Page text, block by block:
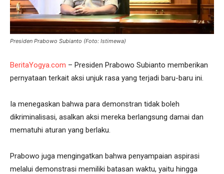
Presiden Prabowo Subianto (Foto: Istimewa)
BeritaYogya.com – Presiden Prabowo Subianto memberikan
pernyataan terkait aksi unjuk rasa yang terjadi baru-baru ini.
Ia menegaskan bahwa para demonstran tidak boleh
dikriminalisasi, asalkan aksi mereka berlangsung damai dan
mematuhi aturan yang berlaku.
Prabowo juga mengingatkan bahwa penyampaian aspirasi
melalui demonstrasi memiliki batasan waktu, yaitu hingga